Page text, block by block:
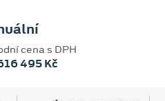
cena s DPH
495 Kč